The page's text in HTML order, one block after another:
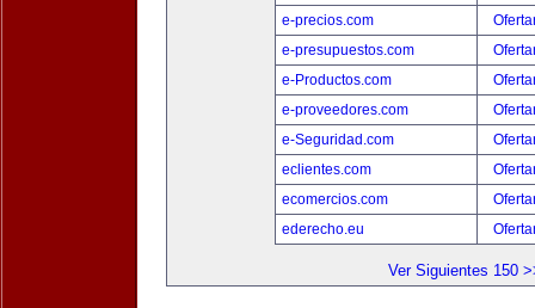
e-precios.com
e-presupuestos.com
e-Productos.com
e-proveedores.com
e-Seguridad.com
eclientes.com
ecomercios.com
ederecho.eu
Ver Siguientes 150